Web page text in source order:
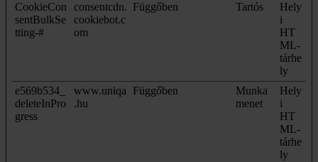
CookieCon
sentBulkSe
tting-#
consentcdn.
cookiebot.c
om
Függőben Tartós
Hely
i
HT
ML-
tárhe
ly
e569b534_
deleteInPro
gress
www.uniqa
.hu
Függőben
Munka
menet
Hely
i
HT
ML-
tárhe
ly